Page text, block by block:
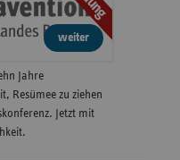
weiter
Jahre
Resümee zu ziehen
Jetzt mit